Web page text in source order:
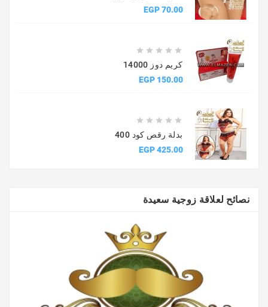
70.00 EGP





كريم دوز 14000
150.00 EGP





بدلة رقص كود 400
425.00 EGP
نصائح لعلاقة زوجية سعيدة